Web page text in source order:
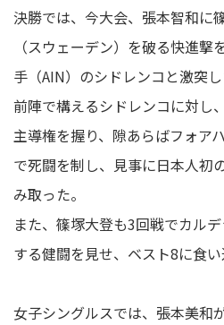
決勝では、今大会、張本智和に
（スウェーデン）を破る快進
手（AIN）のシドレンコと激突し
前陣で構えるシドレンコに対し
主導権を握り、隙あらばフォア
で死闘を制し、見事に日本人初
み取った。
また、篠塚大登も3回戦でカル
する健闘を見せ、ベスト8に食い
女子シングルスでは、張本美和